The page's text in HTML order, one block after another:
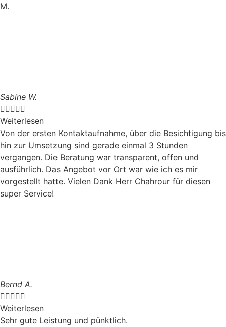
M.
Sabine W.

Weiterlesen
Von der ersten Kontaktaufnahme, über die Besichtigung bis
hin zur Umsetzung sind gerade einmal 3 Stunden
vergangen. Die Beratung war transparent, offen und
ausführlich. Das Angebot vor Ort war wie ich es mir
vorgestellt hatte. Vielen Dank Herr Chahrour für diesen
super Service!
Bernd A.

Weiterlesen
Sehr gute Leistung und pünktlich.